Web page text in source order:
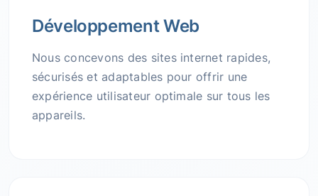
Développement Web
Nous concevons des sites internet rapides,
sécurisés et adaptables pour offrir une
expérience utilisateur optimale sur tous les
appareils.